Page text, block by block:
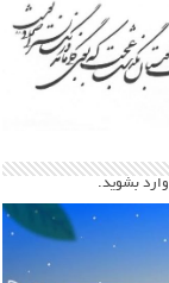
وارد بشوید.